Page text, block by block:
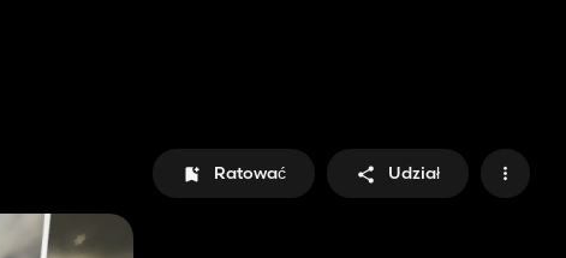
Ratować Udział